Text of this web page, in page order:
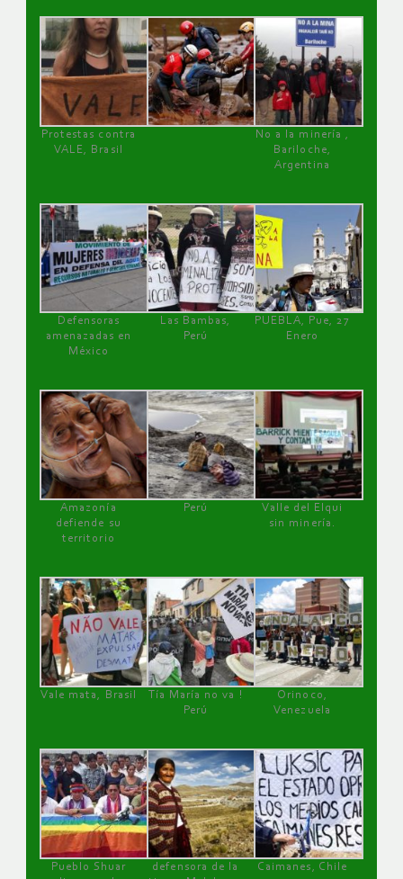
Protestas contra
VALE, Brasil
No a la minería ,
Bariloche,
Argentina
Defensoras
amenazadas en
México
Las Bambas,
Perú
PUEBLA, Pue, 27
Enero
Amazonía
defiende su
territorio
Perú
Valle del Elqui
sin minería.
Vale mata, Brasil
Tía María no va !
Perú
Orinoco,
Venezuela
Pueblo Shuar
defensora de la
Caimanes, Chile